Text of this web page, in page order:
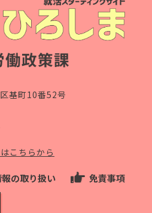
基町10番52号
こちらから
の取り扱い 免責事項